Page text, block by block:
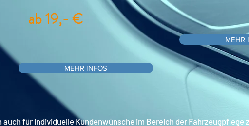
ab 19,- €
MEHR
MEHR INFOS
für individuelle Kundenwünsche im Bereich der Fahrzeugpflege